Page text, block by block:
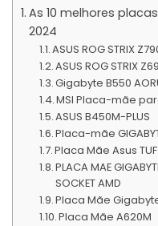
As 10 melhores
2024
ASUS ROG STRIX
ASUS ROG STRIX
Gigabyte B550
MSI Placa-mãe
ASUS B450M-PLUS
Placa-mãe
Placa Mãe Asus
PLACA MAE
SOCKET AMD
Placa Mãe
Placa Mãe A620M